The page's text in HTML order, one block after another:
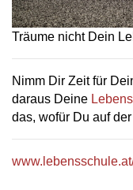
Träume nicht Dein
Nimm Dir Zeit für
daraus Deine
das, wofür Du auf